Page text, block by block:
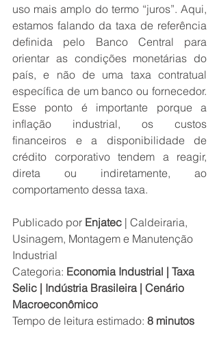
uso mais amplo do termo “juros”. Aqui,
estamos falando da taxa de referência
definida pelo Banco Central para
orientar as condições monetárias do
país, e não de uma taxa contratual
específica de um banco ou fornecedor.
Esse ponto é importante porque a
inflação industrial, os custos
financeiros e a disponibilidade de
crédito corporativo tendem a reagir,
direta ou indiretamente, ao
comportamento dessa taxa.
Publicado por Enjatec | Caldeiraria,
Usinagem, Montagem e Manutenção
Industrial
Categoria: Economia Industrial | Taxa
Selic | Indústria Brasileira | Cenário
Macroeconômico
Tempo de leitura estimado: 8 minutos